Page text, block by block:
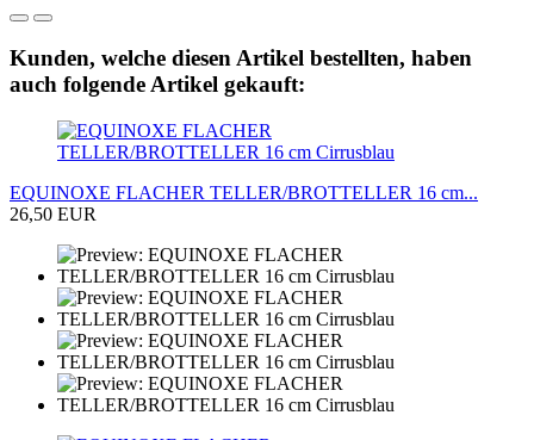
Kunden, welche diesen Artikel bestellten, haben
auch folgende Artikel gekauft:
EQUINOXE FLACHER TELLER/BROTTELLER 16 cm...
26,50 EUR